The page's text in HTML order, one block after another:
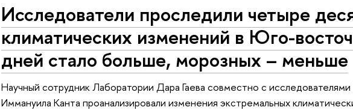
Исследователи проследили четыре
климатических изменений в Юго-
дней стало больше, морозных – меньше
Научный сотрудник Лаборатории Дара Гаева совместно с
Иммануила Канта проанализировали изменения экстремальных